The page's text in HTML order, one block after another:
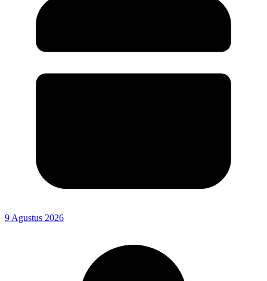
9 Agustus 2026